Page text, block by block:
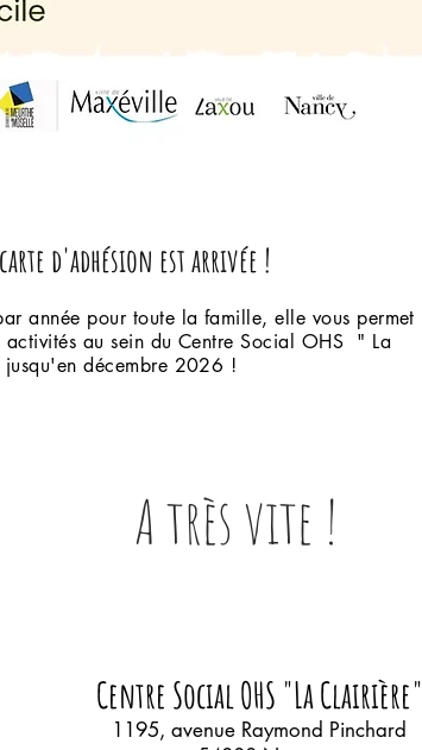
d'adhésion est arrivée !
année pour toute la famille, elle vous permet
au sein du Centre Social OHS " La
décembre 2026 !
A très vite !
Centre Social OHS "La Clairière"
1195, avenue Raymond Pinchard